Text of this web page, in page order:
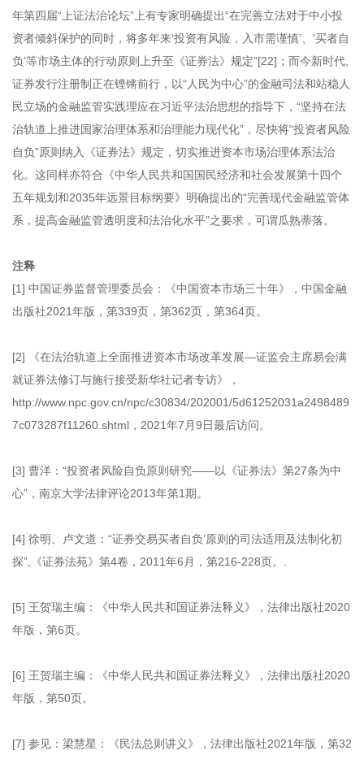
年第四届“上证法治论坛”上有专家明确提出“在完善立法对于中小投
资者倾斜保护的同时，将多年来‘投资有风险，入市需谨慎’、‘买者自
负’等市场主体的行动原则上升至《证券法》规定”[22]；而今新时代,
证券发行注册制正在铿锵前行，以“人民为中心”的金融司法和站稳人
民立场的金融监管实践理应在习近平法治思想的指导下，“坚持在法
治轨道上推进国家治理体系和治理能力现代化”，尽快将“投资者风险
自负”原则纳入《证券法》规定，切实推进资本市场治理体系法治
化。这同样亦符合《中华人民共和国国民经济和社会发展第十四个
五年规划和2035年远景目标纲要》明确提出的“完善现代金融监管体
系，提高金融监管透明度和法治化水平”之要求，可谓瓜熟蒂落。
注释
[1] 中国证券监督管理委员会：《中国资本市场三十年》，中国金融
出版社2021年版，第339页，第362页，第364页。
[2] 《在法治轨道上全面推进资本市场改革发展—证监会主席易会满
就证券法修订与施行接受新华社记者专访》，
http://www.npc.gov.cn/npc/c30834/202001/5d61252031a2498489
7c073287f11260.shtml，2021年7月9日最后访问。
[3] 曹洋：“投资者风险自负原则研究——以《证券法》第27条为中
心”，南京大学法律评论2013年第1期。
[4] 徐明、卢文道：“证券交易买者自负’原则的司法适用及法制化初
探”,《证券法苑》第4卷，2011年6月，第216-228页。.
[5] 王贺瑞主编：《中华人民共和国证券法释义》，法律出版社2020
年版，第6页。
[6] 王贺瑞主编：《中华人民共和国证券法释义》，法律出版社2020
年版，第50页。
[7] 参见：梁慧星：《民法总则讲义》，法律出版社2021年版，第32